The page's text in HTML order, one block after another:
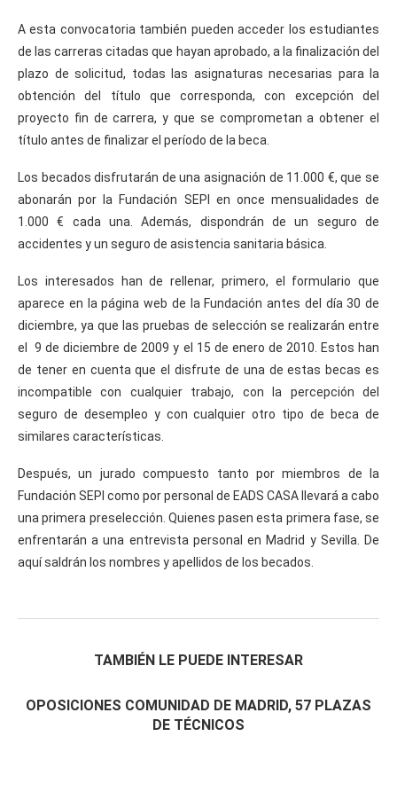
A esta convocatoria también pueden acceder los estudiantes
de las carreras citadas que hayan aprobado, a la finalización del
plazo de solicitud, todas las asignaturas necesarias para la
obtención del título que corresponda, con excepción del
proyecto fin de carrera, y que se comprometan a obtener el
título antes de finalizar el período de la beca.
Los becados disfrutarán de una asignación de 11.000 €, que se
abonarán por la Fundación SEPI en once mensualidades de
1.000 € cada una. Además, dispondrán de un seguro de
accidentes y un seguro de asistencia sanitaria básica.
Los interesados han de rellenar, primero, el formulario que
aparece en la página web de la Fundación antes del día 30 de
diciembre, ya que las pruebas de selección se realizarán entre
el 9 de diciembre de 2009 y el 15 de enero de 2010. Estos han
de tener en cuenta que el disfrute de una de estas becas es
incompatible con cualquier trabajo, con la percepción del
seguro de desempleo y con cualquier otro tipo de beca de
similares características.
Después, un jurado compuesto tanto por miembros de la
Fundación SEPI como por personal de EADS CASA llevará a cabo
una primera preselección. Quienes pasen esta primera fase, se
enfrentarán a una entrevista personal en Madrid y Sevilla. De
aquí saldrán los nombres y apellidos de los becados.
TAMBIÉN LE PUEDE INTERESAR
OPOSICIONES COMUNIDAD DE MADRID, 57 PLAZAS
DE TÉCNICOS